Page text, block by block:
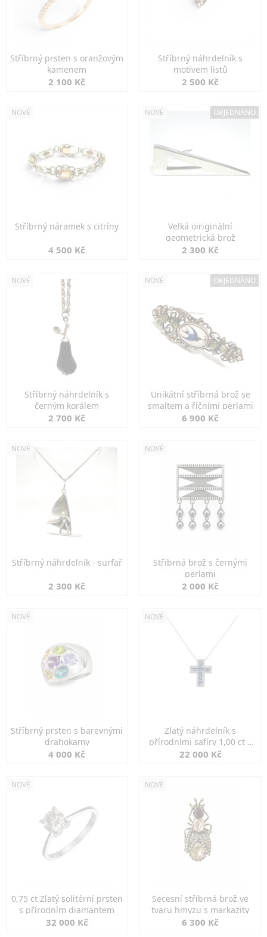
Stříbrný prsten s oranžovým
kamenem
2 100 Kč
Stříbrný náhrdelník s
motivem listů
2 500 Kč
NOVÉ
Stříbrný náramek s citríny
4 500 Kč
NOVÉ OBJEDNÁNO
Velká oiriginální
geometrická brož
2 300 Kč
NOVÉ
Stříbrný náhrdelník s
černým korálem
2 700 Kč
NOVÉ OBJEDNÁNO
Unikátní stříbrná brož se
smaltem a říčními perlami
6 900 Kč
NOVÉ
Stříbrný náhrdelník - surfař
2 300 Kč
NOVÉ
Stříbrná brož s černými
perlami
2 000 Kč
NOVÉ
Stříbrný prsten s barevnými
drahokamy
4 000 Kč
NOVÉ
Zlatý náhrdelník s
přírodními safíry 1,00 ct a
diamanty
22 000 Kč
NOVÉ
0,75 ct Zlatý solitérní prsten
s přírodním diamantem
32 000 Kč
NOVÉ
Secesní stříbrná brož ve
tvaru hmyzu s markazity
6 300 Kč